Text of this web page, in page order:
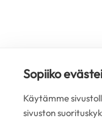
Sopiiko
Käytämme
sivuston